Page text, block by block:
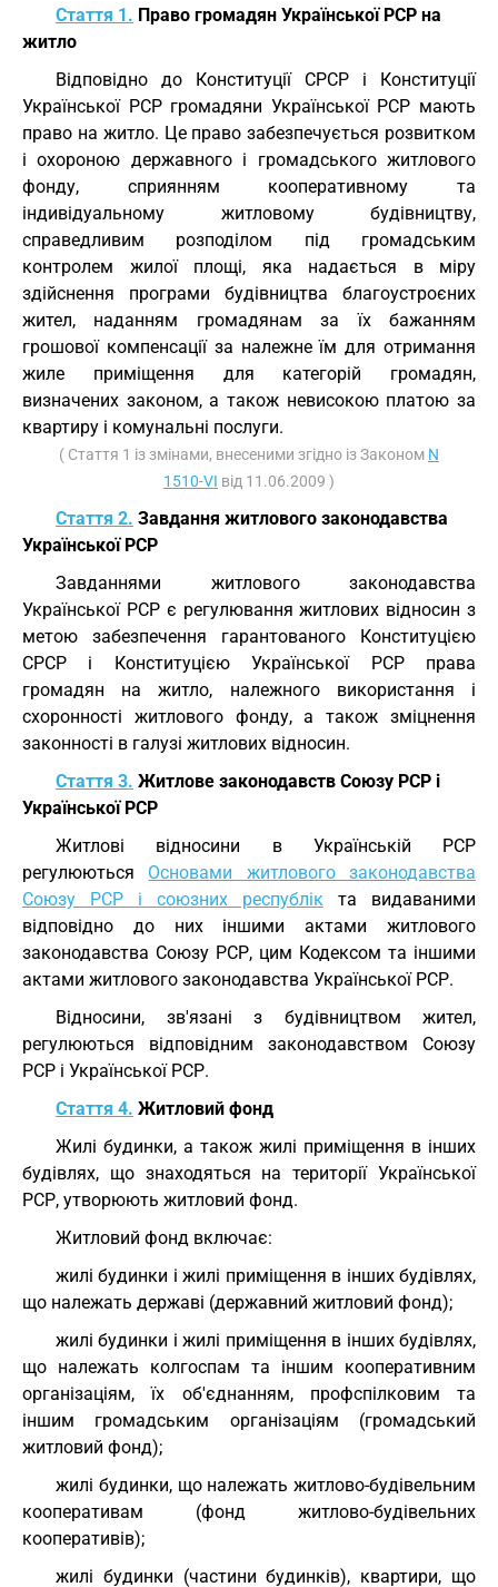
Стаття 1. Право громадян Української РСР на
житло
Відповідно до Конституції СРСР і Конституції
Української РСР громадяни Української РСР мають
право на житло. Це право забезпечується розвитком
і охороною державного і громадського житлового
фонду, сприянням кооперативному та
індивідуальному житловому будівництву,
справедливим розподілом під громадським
контролем жилої площі, яка надається в міру
здійснення програми будівництва благоустроєних
жител, наданням громадянам за їх бажанням
грошової компенсації за належне їм для отримання
жиле приміщення для категорій громадян,
визначених законом, а також невисокою платою за
квартиру і комунальні послуги.
( Стаття 1 із змінами, внесеними згідно із Законом N
1510-VI від 11.06.2009 )
Стаття 2. Завдання житлового законодавства
Української РСР
Завданнями житлового законодавства
Української РСР є регулювання житлових відносин з
метою забезпечення гарантованого Конституцією
СРСР і Конституцією Української РСР права
громадян на житло, належного використання і
схоронності житлового фонду, а також зміцнення
законності в галузі житлових відносин.
Стаття 3. Житлове законодавств Союзу РСР і
Української РСР
Житлові відносини в Українській РСР
регулюються Основами житлового законодавства
Союзу РСР і союзних республік та видаваними
відповідно до них іншими актами житлового
законодавства Союзу РСР, цим Кодексом та іншими
актами житлового законодавства Української РСР.
Відносини, зв'язані з будівництвом жител,
регулюються відповідним законодавством Союзу
РСР і Української РСР.
Стаття 4. Житловий фонд
Жилі будинки, а також жилі приміщення в інших
будівлях, що знаходяться на території Української
РСР, утворюють житловий фонд.
Житловий фонд включає:
жилі будинки і жилі приміщення в інших будівлях,
що належать державі (державний житловий фонд);
жилі будинки і жилі приміщення в інших будівлях,
що належать колгоспам та іншим кооперативним
організаціям, їх об'єднанням, профспілковим та
іншим громадським організаціям (громадський
житловий фонд);
жилі будинки, що належать житлово-будівельним
кооперативам (фонд житлово-будівельних
кооперативів);
жилі будинки (частини будинків), квартири, що